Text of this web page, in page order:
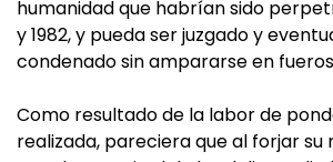
humanidad que habrían sido
y 1982, y pueda ser juzgado y
condenado sin ampararse en
Como resultado de la labor de
realizada, pareciera que al forjar su